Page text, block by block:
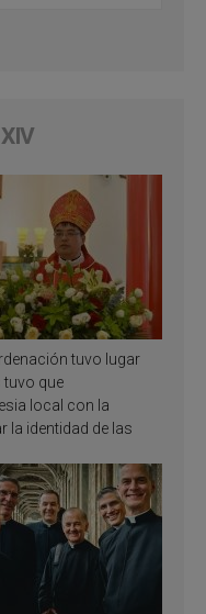
tuvo lugar
tuvo que
local con la
la identidad de las